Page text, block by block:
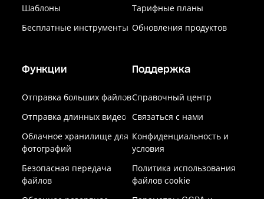
Шаблоны
Бесплатные инструменты
Тарифные планы
Обновления продуктов
Функции
Отправка больших файлов
Отправка длинных видео
Облачное хранилище для
фотографий
Безопасная передача
файлов
Поддержка
Справочный центр
Связаться с нами
Конфиденциальность и
условия
Политика использования
файлов cookie